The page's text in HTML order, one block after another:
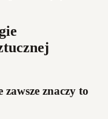
znaczy to